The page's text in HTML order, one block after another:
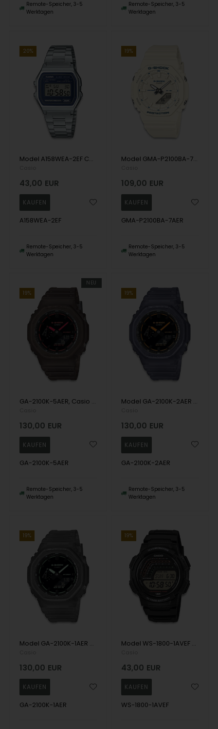
Remote-Speicher, 3-5
Werktagen
Remote-Speicher, 3-5
Werktagen
20%
Model A158WEA-2EF Casio Casio Vintage Digital Herren uhr
43,00 EUR
A158WEA-2EF
Remote-Speicher, 3-5
Werktagen
19%
Model GMA-P2100BA-7AER Casio G-Shock Analog/digitalt Herren uhr
109,00 EUR
GMA-P2100BA-7AER
Remote-Speicher, 3-5
Werktagen
NEU
19%
GA-2100K-5AER, Casio G-Shock GA-2100K-5AER Anadigi Herre m/rem
130,00 EUR
GA-2100K-5AER
Remote-Speicher, 3-5
Werktagen
19%
Model GA-2100K-2AER Casio G-Shock 2100 Series (CasiOak – Special Edition) Analog/digitalt Herren uhr
130,00 EUR
GA-2100K-2AER
Remote-Speicher, 3-5
Werktagen
19%
Model GA-2100K-1AER Casio G-Shock 2100 Series (CasiOak – Special Edition) Analog/digitalt Herren uhr
130,00 EUR
GA-2100K-1AER
19%
Model WS-1800-1AVEF Casio Sports Herren uhr
43,00 EUR
WS-1800-1AVEF